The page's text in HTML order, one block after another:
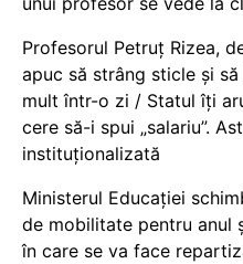
Profesorul Petruț Rizea,
apuc să strâng sticle și
mult într-o zi / Statul îți
cere să-i spui „salariu”.
instituționalizată
Ministerul Educației
de mobilitate pentru anul
în care se va face